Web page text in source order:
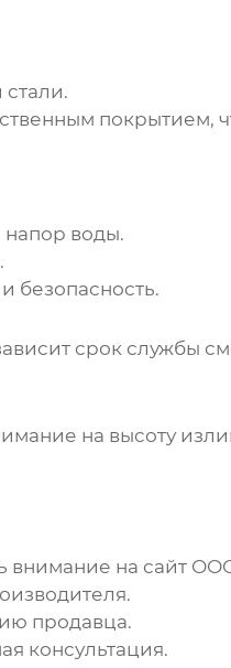
покрытием,
напор воды.
безопасность.
срок службы
на высоту
внимание на сайт
продавца.
консультация.